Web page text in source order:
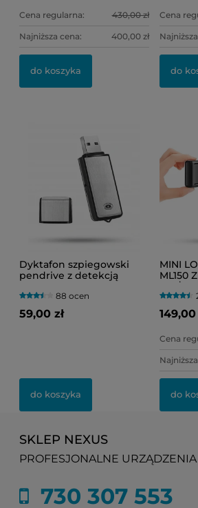
Cena regularna: 430,00 zł
Najniższa cena: 400,00 zł
do koszyka
Cena
do
Dyktafon szpiegowski
pendrive z detekcją
88 ocen
59,00 zł
do koszyka
MINI
ML150
NA
149,00
Cena
do
SKLEP NEXUS
PROFESJONALNE
730 307 553